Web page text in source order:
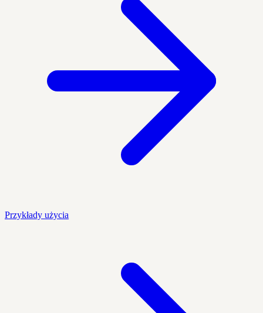
Przykłady użycia